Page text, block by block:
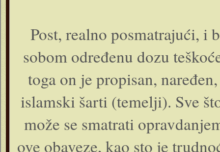
Post, realno posmatrajući, i
sobom određenu dozu
toga on je propisan,
islamski šarti (temelji). Sve
može se smatrati
ove obaveze, kao sto je